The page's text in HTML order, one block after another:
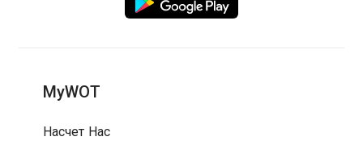
MyWOT
Насчет Нас